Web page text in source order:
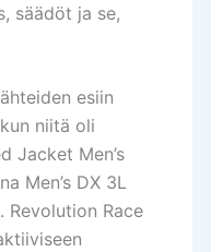
säädöt ja se,
esiin
niitä oli
Jacket Men’s
Men’s DX 3L
Race